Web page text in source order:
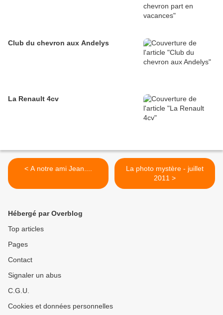
Club du chevron aux Andelys
La Renault 4cv
< A notre ami Jean....
La photo mystère - juillet
2011 >
Hébergé par Overblog
Top articles
Pages
Contact
Signaler un abus
C.G.U.
Cookies et données personnelles